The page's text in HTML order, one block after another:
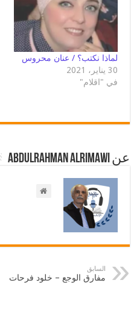
لماذا نكتب؟ / عنان محروس
30 يناير، 2021
في "اقلام"
عن Abdulrahman AlRimawi
السابق
مفارق الوجع – خلود فرحات